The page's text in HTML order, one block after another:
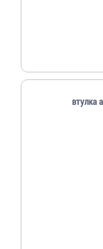
втулка